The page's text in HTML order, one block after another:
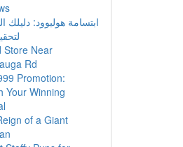
ابتسامة هوليوود: دليلك
Store Near
Rd
Promotion:
Your Winning
of a Giant